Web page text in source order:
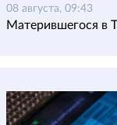
08 августа, 09:43
Матерившегося в